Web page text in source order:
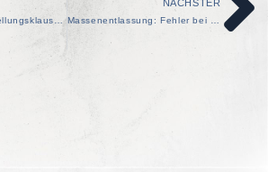
NÄCHSTER